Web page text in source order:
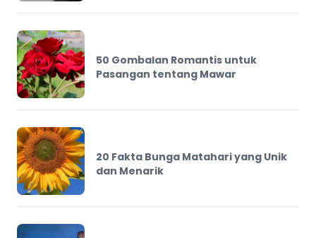
50 Gombalan Romantis untuk
Pasangan tentang Mawar
20 Fakta Bunga Matahari yang Unik
dan Menarik